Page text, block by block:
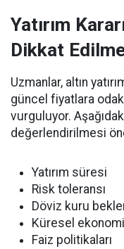
Yatırım
Dikkat
Uzmanlar, altın
güncel fiyatlara
vurguluyor.
değerlendirilmesi
Yatırım süresi
Risk toleransı
Döviz kuru
Küresel
Faiz politikaları